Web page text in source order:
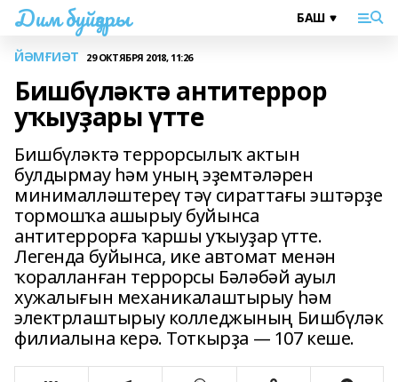
Дим буйҙары
ЙӘМҒИӘТ 29 ОКТЯБРЯ 2018, 11:26
Бишбүләктә антитеррор
уҡыуҙары үтте
Бишбүләктә террорсылыҡ актын
булдырмау hәм уның эҙемтәләрен
минималләштереү тәү сираттағы эштәрҙе
тормошҡа ашырыу буйынса
антитеррорға ҡаршы уҡыуҙар үтте.
Легенда буйынса, ике автомат менән
ҡоралланған террорсы Бәләбәй ауыл
хужалығын механикалаштырыу hәм
электрлаштырыу колледжының Бишбүләк
филиалына керә. Тоткырҙа — 107 кеше.